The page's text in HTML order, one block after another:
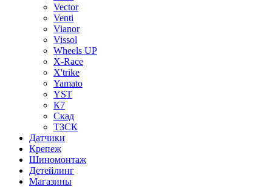
Vector
Venti
Vianor
Vissol
Wheels UP
X-Race
X'trike
Yamato
YST
К7
Скад
ТЗСК
Датчики
Крепеж
Шиномонтаж
Детейлинг
Магазины